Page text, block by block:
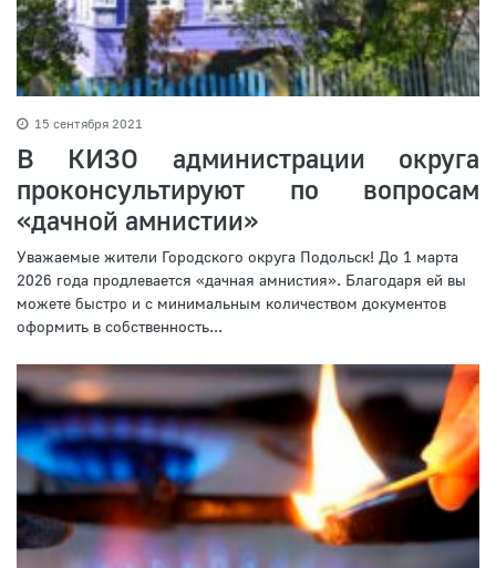
15 сентября 2021
В КИЗО администрации округа
проконсультируют по вопросам
«дачной амнистии»
Уважаемые жители Городского округа Подольск! До 1 марта
2026 года продлевается «дачная амнистия». Благодаря ей вы
можете быстро и с минимальным количеством документов
оформить в собственность...